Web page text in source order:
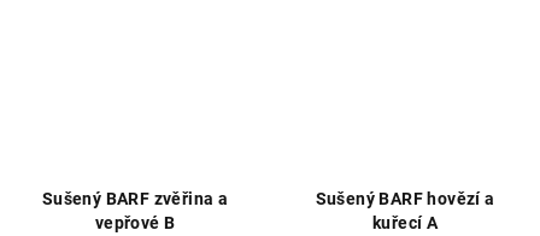
Sušený BARF zvěřina a
vepřové B
Sušený BARF hovězí a
kuřecí A